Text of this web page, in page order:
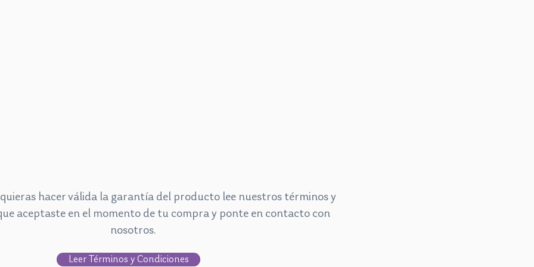
hacer válida la garantía del producto lee nuestros términos y
aceptaste en el momento de tu compra y ponte en contacto con
nosotros.
Leer Términos y Condiciones